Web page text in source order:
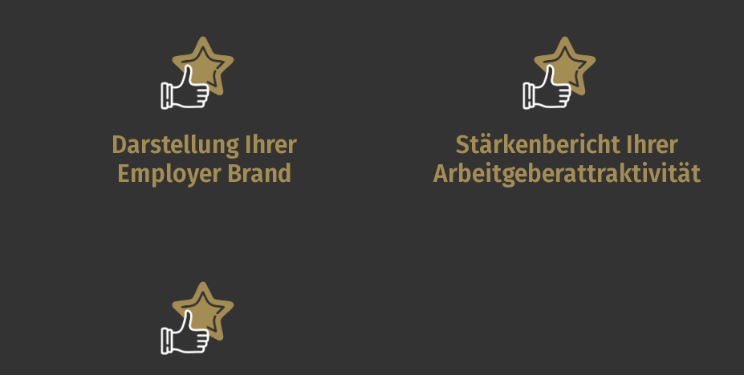
Darstellung Ihrer
Employer Brand
Stärkenbericht Ihrer
Arbeitgeberattraktivität